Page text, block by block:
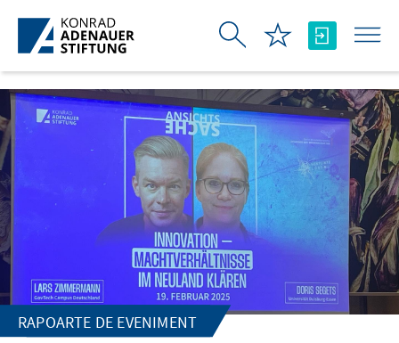
Skip to Main Content
RAPOARTE DE EVENIMENT